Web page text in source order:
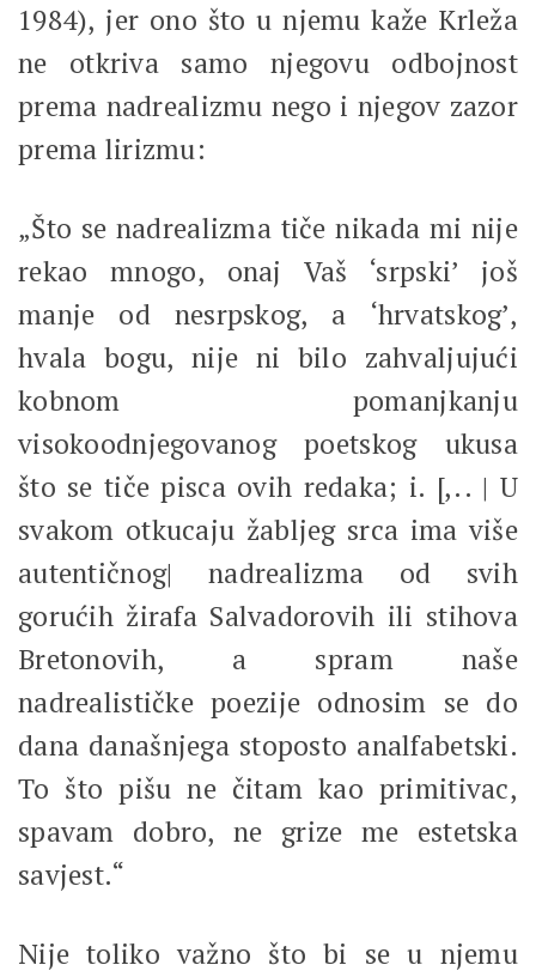
1984), jer ono što u njemu kaže Krleža
ne otkriva samo njegovu odbojnost
prema nadrealizmu nego i njegov zazor
prema lirizmu:
„Što se nadrealizma tiče nikada mi nije
rekao mnogo, onaj Vaš ‘srpski’ još
manje od nesrpskog, a ‘hrvatskog’,
hvala bogu, nije ni bilo zahvaljujući
kobnom pomanjkanju
visokoodnjegovanog poetskog ukusa
što se tiče pisca ovih redaka; i. [,.. | U
svakom otkucaju žabljeg srca ima više
autentičnog| nadrealizma od svih
gorućih žirafa Salvadorovih ili stihova
Bretonovih, a spram naše
nadrealističke poezije odnosim se do
dana današnjega stoposto analfabetski.
To što pišu ne čitam kao primitivac,
spavam dobro, ne grize me estetska
savjest.“
Nije toliko važno što bi se u njemu